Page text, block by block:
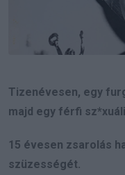
Tizenévesen, egy
majd egy férfi
15 évesen zsarolás
szüzességét.